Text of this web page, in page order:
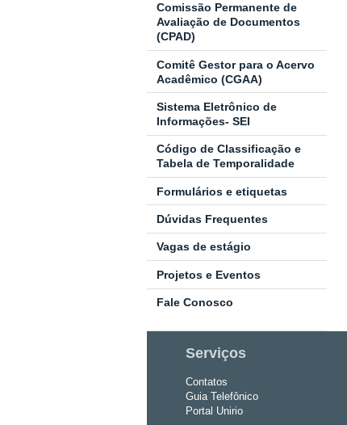
Comissão Permanente de
Avaliação de Documentos
(CPAD)
Comitê Gestor para o Acervo
Acadêmico (CGAA)
Sistema Eletrônico de
Informações- SEI
Código de Classificação e
Tabela de Temporalidade
Formulários e etiquetas
Dúvidas Frequentes
Vagas de estágio
Projetos e Eventos
Fale Conosco
Serviços
Contatos
Guia Telefônico
Portal Unirio